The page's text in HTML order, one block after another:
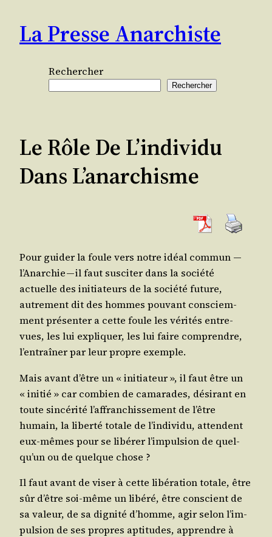
contenu
La Presse Anarchiste
Rechercher
Rechercher
Le Rôle De L’individu
Dans L’anarchisme
Pour gui­der la foule vers notre idéal com­mun ―
l’A­nar­chie — il faut sus­ci­ter dans la socié­té
actuelle des ini­tia­teurs de la socié­té future,
autre­ment dit des hommes pou­vant consciem­
ment pré­sen­ter a cette foule les véri­tés entre­
vues, les lui expli­quer, les lui faire com­prendre,
l’en­traî­ner par leur propre exemple.
Mais avant d’être un « ini­tia­teur », il faut être un
« ini­tié » car com­bien de cama­rades, dési­rant en
toute sin­cé­ri­té l’af­fran­chis­se­ment de l’être
humain, la liber­té totale de l’in­di­vi­du, attendent
eux-mêmes pour se libé­rer l’im­pul­sion de quel­
qu’un ou de quelque chose ?
Il faut avant de viser à cette libé­ra­tion totale, être
sûr d’être soi-même un libé­ré, être conscient de
sa valeur, de sa digni­té d’homme, agir selon l’im­
pul­sion de ses propres apti­tudes, apprendre à